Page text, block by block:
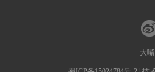
大